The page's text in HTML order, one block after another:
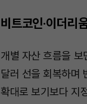
비트코인·이더리
개별 자산 흐름을
달러 선을 회복하며
확대로 보기보다 지